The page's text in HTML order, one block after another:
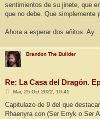
sentimientos de su jinete, que
que no debe. Que simplemente
Ahora a esperar dos añitos. Ay…
Brandon The Builder
Re: La Casa del Dragón.
M
n
s
a
Mar, 25 Oct 2022, 10:41
Capitulazo de 9 del que
Rhaenyra con (Ser Erryk o Ser